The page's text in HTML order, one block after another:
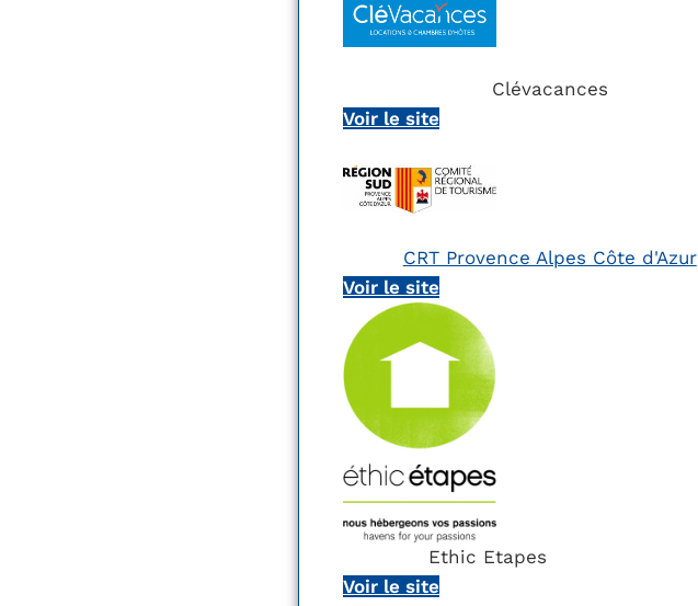
Clévacances
Voir le site
CRT Provence Alpes Côte d'Azur
Voir le site
Ethic Etapes
Voir le site